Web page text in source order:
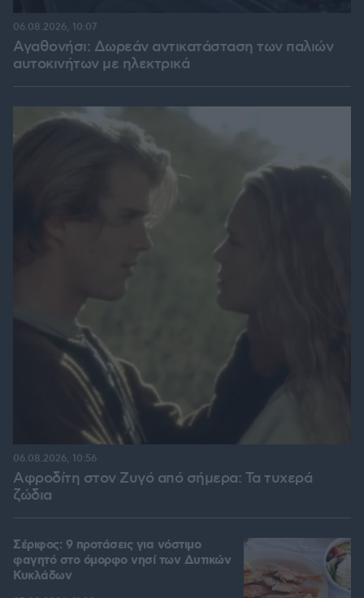
Αγαθονήσι: Δωρεάν αντικατάσταση των παλιών
αυτοκινήτων με ηλεκτρικά
06.08.2026, 10:07
Αφροδίτη στον Ζυγό από σήμερα: Τα τυχερά
ζώδια
06.08.2026, 10:56
Σέριφος: 9 προτάσεις για νόστιμο
φαγητό στο όμορφο νησί των Δυτικών
Κυκλάδων